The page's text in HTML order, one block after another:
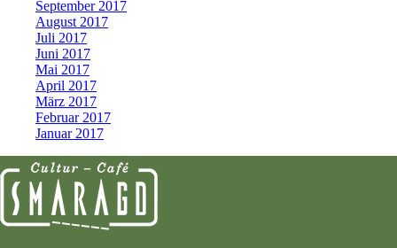
September 2017
August 2017
Juli 2017
Juni 2017
Mai 2017
April 2017
März 2017
Februar 2017
Januar 2017